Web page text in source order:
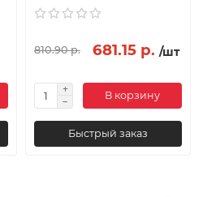
810.90 р. 681.15 р. /шт
В корзину
Быстрый заказ